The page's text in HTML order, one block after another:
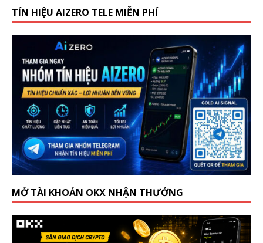
TÍN HIỆU AIZERO TELE MIỄN PHÍ
MỞ TÀI KHOẢN OKX NHẬN THƯỞNG